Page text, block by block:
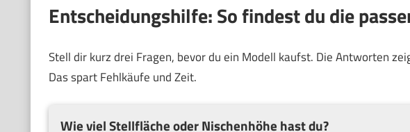
Entscheidungshilfe: So findest du die
Stell dir kurz drei Fragen, bevor du ein Modell kaufst. Die Antworten
Das spart Fehlkäufe und Zeit.
Wie viel Stellfläche oder Nischenhöhe hast du?